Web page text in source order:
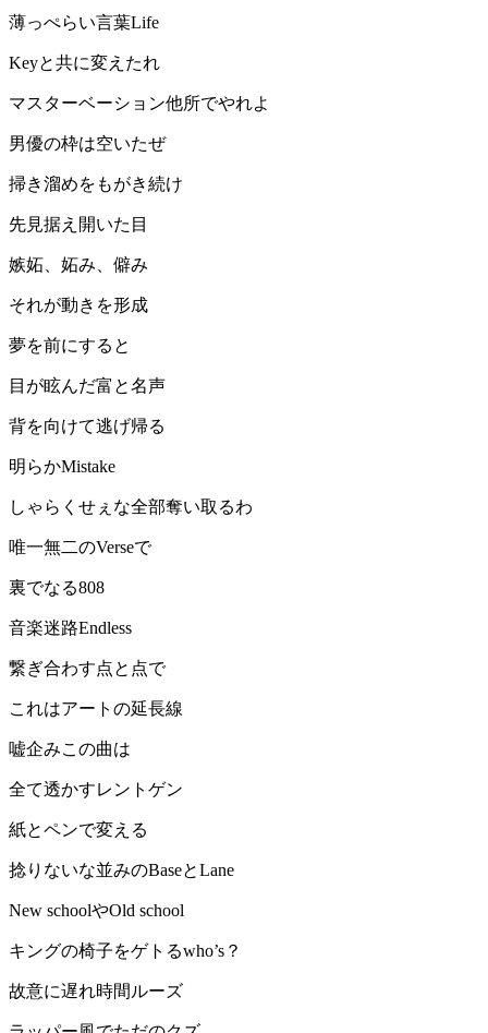
薄っぺらい言葉Life
Keyと共に変えたれ
マスターベーション他所でやれよ
男優の枠は空いたぜ
掃き溜めをもがき続け
先見据え開いた目
嫉妬、妬み、僻み
それが動きを形成
夢を前にすると
目が眩んだ富と名声
背を向けて逃げ帰る
明らかMistake
しゃらくせぇな全部奪い取るわ
唯一無二のVerseで
裏でなる808
音楽迷路Endless
繋ぎ合わす点と点で
これはアートの延長線
嘘企みこの曲は
全て透かすレントゲン
紙とペンで変える
捻りないな並みのBaseとLane
New schoolやOld school
キングの椅子をゲトるwho’s？
故意に遅れ時間ルーズ